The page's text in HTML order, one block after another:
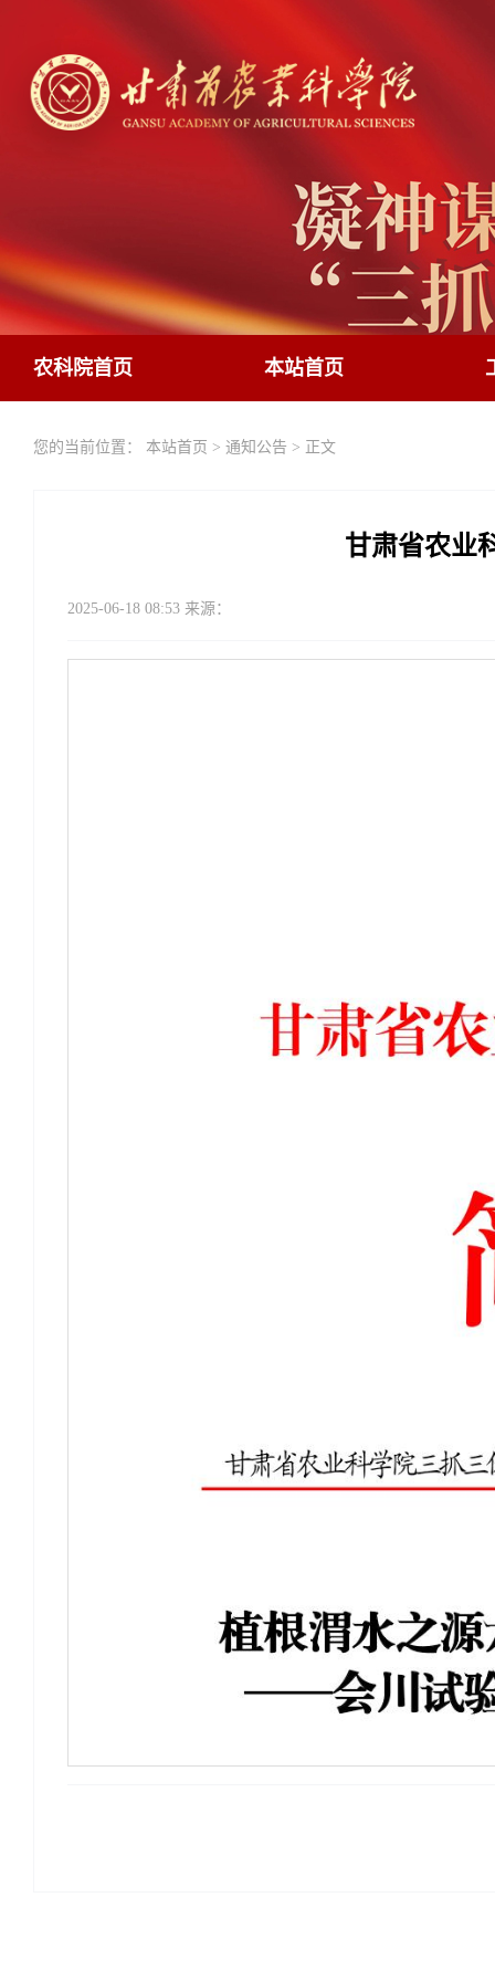
农科院首页 本站首页
您的当前位置： 本站首页 > 通知公告 > 正文
甘肃省农业
2025-06-18 08:53 来源：